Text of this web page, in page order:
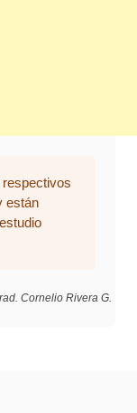
están
Cornelio Rivera G.